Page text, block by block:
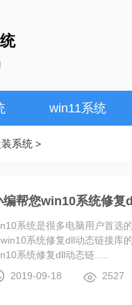
win11系统
系统 >
编帮您win10系统修复
系统是很多电脑用户首选
系统修复dll动态链接库
系统修复dll动态链.....
2019-09-18
2527